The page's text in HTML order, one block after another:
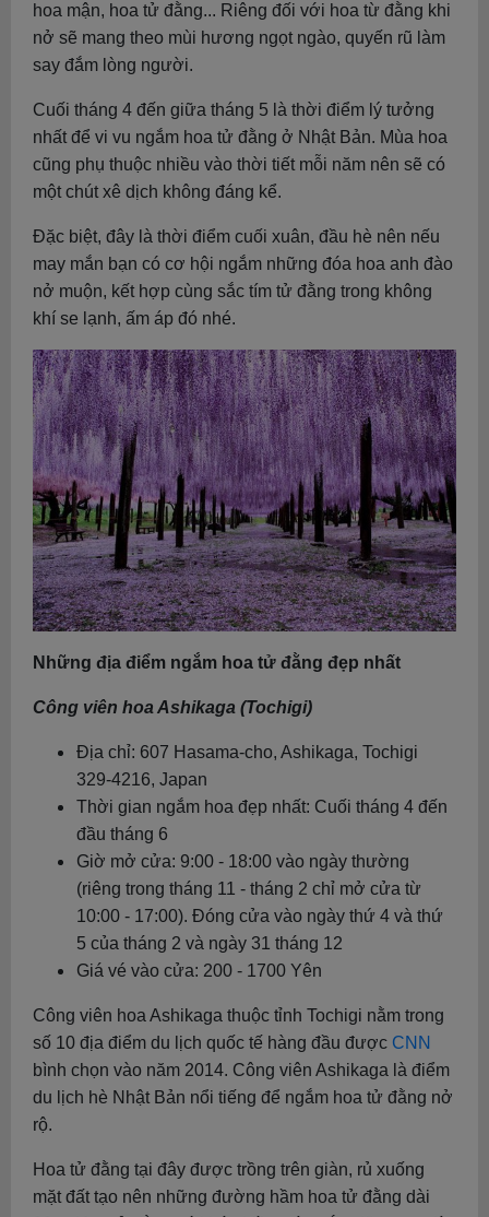
hoa mận, hoa tử đằng... Riêng đối với hoa từ đằng khi
nở sẽ mang theo mùi hương ngọt ngào, quyến rũ làm
say đắm lòng người.
Cuối tháng 4 đến giữa tháng 5 là thời điểm lý tưởng
nhất để vi vu ngắm hoa tử đằng ở Nhật Bản. Mùa hoa
cũng phụ thuộc nhiều vào thời tiết mỗi năm nên sẽ có
một chút xê dịch không đáng kể.
Đặc biệt, đây là thời điểm cuối xuân, đầu hè nên nếu
may mắn bạn có cơ hội ngắm những đóa hoa anh đào
nở muộn, kết hợp cùng sắc tím tử đằng trong không
khí se lạnh, ấm áp đó nhé.
Những địa điểm ngắm hoa tử đằng đẹp nhất
Công viên hoa Ashikaga (Tochigi)
Địa chỉ: 607 Hasama-cho, Ashikaga, Tochigi
329-4216, Japan
Thời gian ngắm hoa đẹp nhất: Cuối tháng 4 đến
đầu tháng 6
Giờ mở cửa: 9:00 - 18:00 vào ngày thường
(riêng trong tháng 11 - tháng 2 chỉ mở cửa từ
10:00 - 17:00). Đóng cửa vào ngày thứ 4 và thứ
5 của tháng 2 và ngày 31 tháng 12
Giá vé vào cửa: 200 - 1700 Yên
Công viên hoa Ashikaga thuộc tỉnh Tochigi nằm trong
số 10 địa điểm du lịch quốc tế hàng đầu được CNN
bình chọn vào năm 2014. Công viên Ashikaga là điểm
du lịch hè Nhật Bản nổi tiếng để ngắm hoa tử đằng nở
rộ.
Hoa tử đằng tại đây được trồng trên giàn, rủ xuống
mặt đất tạo nên những đường hầm hoa tử đằng dài